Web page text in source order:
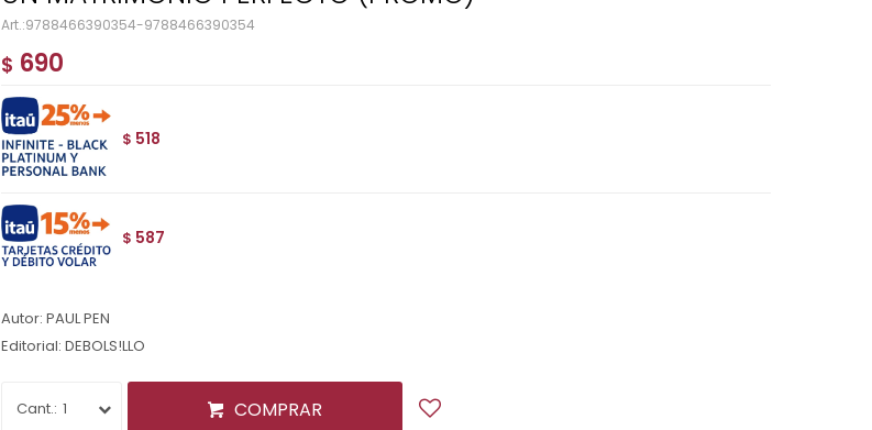
9788466390354-9788466390354
$ 690
$ 518
$ 587
Autor: PAUL PEN
Editorial: DEBOLS!LLO
1 COMPRAR